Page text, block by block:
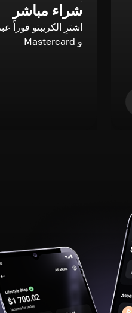
شراء مباشر
و Mastercard